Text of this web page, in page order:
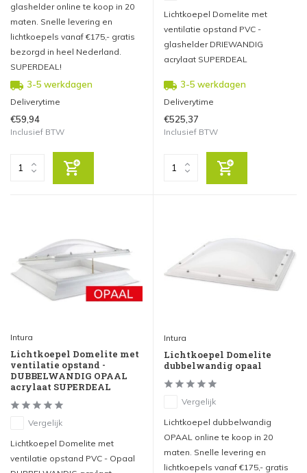
glashelder online te koop in 20
maten. Snelle levering en
lichtkoepels vanaf €175,- gratis
bezorgd in heel Nederland.
SUPERDEAL!
3-5 werkdagen
Deliverytime
€59,94
Inclusief BTW
Lichtkoepel Domelite met
ventilatie opstand PVC -
glashelder DRIEWANDIG
acrylaat SUPERDEAL
3-5 werkdagen
Deliverytime
€525,37
Inclusief BTW
Intura
Lichtkoepel Domelite met
ventilatie opstand -
DUBBELWANDIG OPAAL
acrylaat SUPERDEAL
Vergelijk
Lichtkoepel Domelite met
ventilatie opstand PVC - Opaal
Intura
Lichtkoepel Domelite
dubbelwandig opaal
Vergelijk
Lichtkoepel dubbelwandig
OPAAL online te koop in 20
maten. Snelle levering en
lichtkoepels vanaf €175,- gratis